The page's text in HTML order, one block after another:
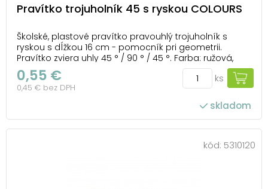
Pravítko trojuholník 45 s ryskou COLOURS
Školské, plastové pravítko pravouhlý trojuholník s
ryskou s dĺžkou 16 cm - pomocník pri geometrii.
Pravítko zviera uhly 45 ° / 90 ° / 45 °. Farba: ružová,
modrá, zelená, žltá Pravítko je zdravotne nezávadné a
neobsahuje ftaláty. Dodávame v plastovom puzdre
so závesom. Dodávame v mixe 4 ...
0,55 €
0,45 € bez DPH
ks
skladom
kód: 5310120